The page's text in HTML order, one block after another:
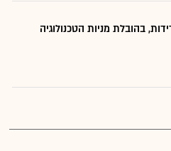
בהובלת מניות הטכנולוגיה